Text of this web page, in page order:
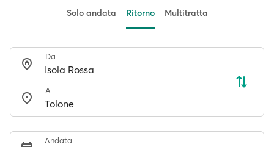
Solo andata Ritorno Multitratta
Da
A
Andata